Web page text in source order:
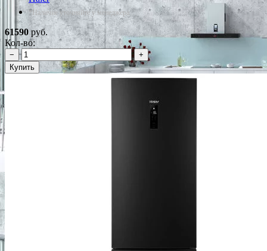
*Наличие уточняйте у менеджера
61590руб.
Кол-во:
−
+
Купить